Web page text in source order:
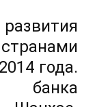
года.
банка